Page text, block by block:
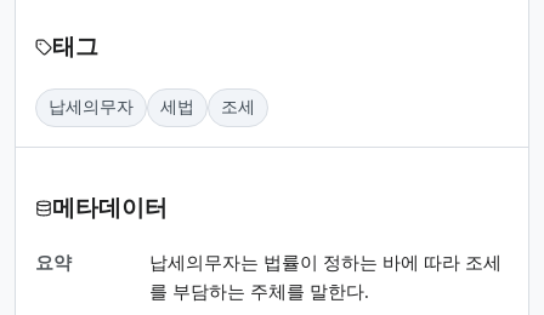
태그
납세의무자 세법 조세
메타데이터
요약
납세의무자는 법률이 정하는 바에 따라 조세
를 부담하는 주체를 말한다.